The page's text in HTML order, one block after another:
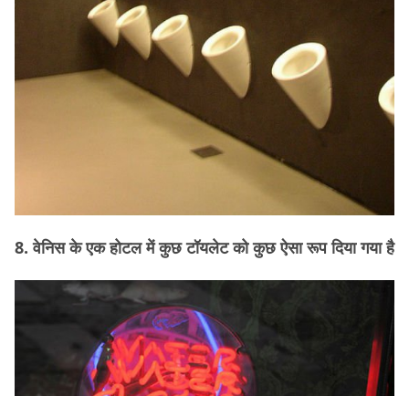
8. वेनिस के एक होटल में कुछ टॉयलेट को कुछ ऐसा रूप दिया गया है